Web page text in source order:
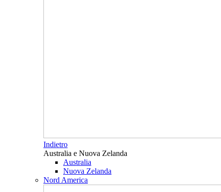
Indietro
Australia e Nuova Zelanda
Australia
Nuova Zelanda
Nord America